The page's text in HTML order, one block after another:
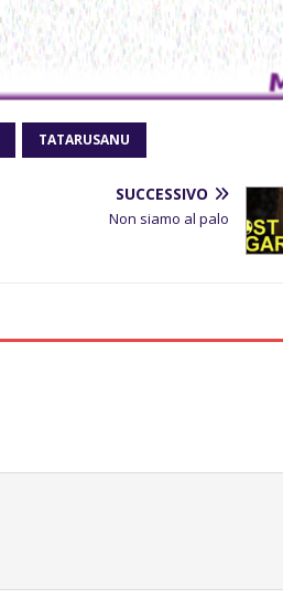
TATARUSANU
SUCCESSIVO
Non siamo al palo